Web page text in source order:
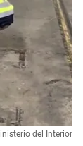
del Interior